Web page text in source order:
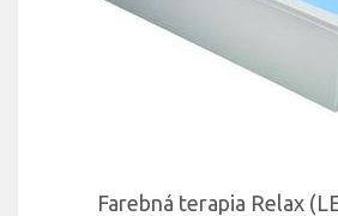
Farebná terapia Relax